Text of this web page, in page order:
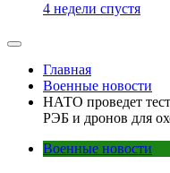
4 недели спустя
Главная
Военные новости
НАТО проведет
РЭБ и дронов для
Военные новости